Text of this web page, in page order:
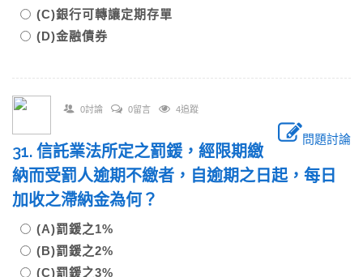
(C)銀行可轉讓定期存單
(D)金融債券
0討論 0留言 4追蹤
問題討論
31. 信託業法所定之罰鍰，經限期繳
納而受罰人逾期不繳者，自逾期之日起，每日
加收之滯納金為何？
(A)罰鍰之1%
(B)罰鍰之2%
(C)罰鍰之3%